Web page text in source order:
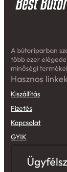
A bútoriparban
több ezer
minőségi
Hasznos
Kiszállítás
Fizetés
Kapcsolat
GYIK